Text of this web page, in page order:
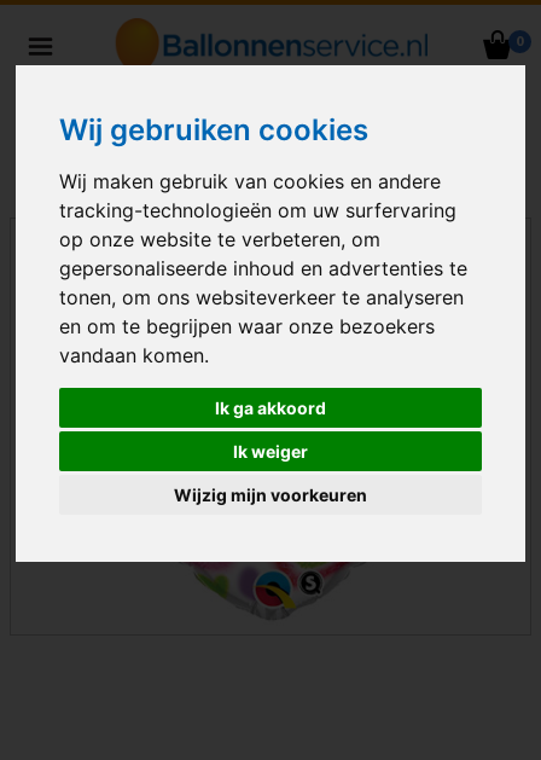
Wij gebruiken cookies
Wij maken gebruik van cookies en andere
tracking-technologieën om uw surfervaring
op onze website te verbeteren, om
gepersonaliseerde inhoud en advertenties te
tonen, om ons websiteverkeer te analyseren
en om te begrijpen waar onze bezoekers
vandaan komen.
Ik ga akkoord
Ik weiger
Wijzig mijn voorkeuren
0
Nederland